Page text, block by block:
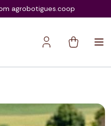
agrobotigues.coop